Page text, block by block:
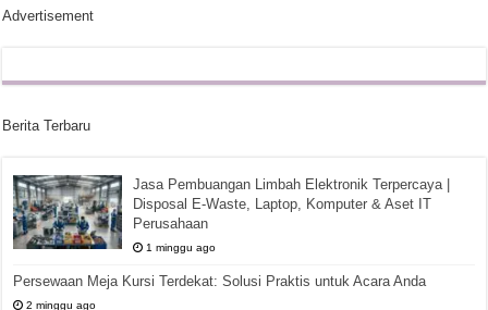
Advertisement
Berita Terbaru
Jasa Pembuangan Limbah Elektronik Terpercaya |
Disposal E-Waste, Laptop, Komputer & Aset IT
Perusahaan
1 minggu ago
Persewaan Meja Kursi Terdekat: Solusi Praktis untuk Acara Anda
2 minggu ago